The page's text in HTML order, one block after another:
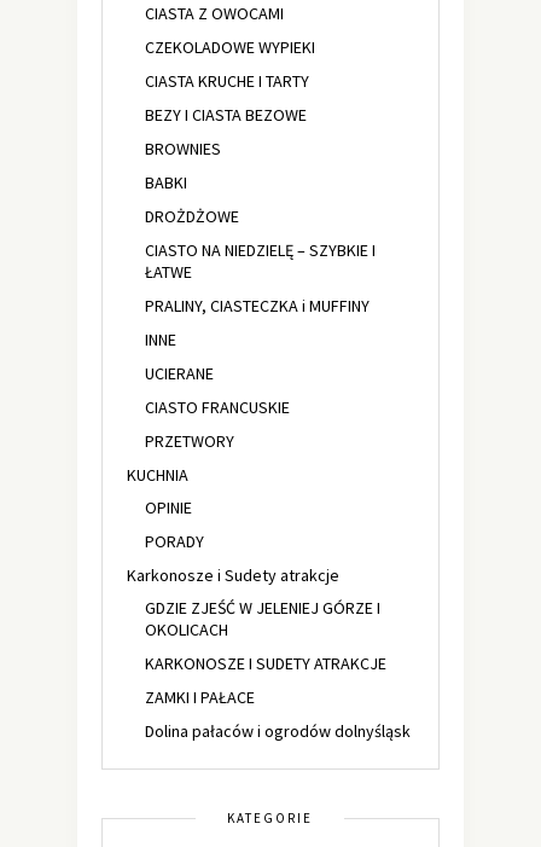
CIASTA Z OWOCAMI
CZEKOLADOWE WYPIEKI
CIASTA KRUCHE I TARTY
BEZY I CIASTA BEZOWE
BROWNIES
BABKI
DROŻDŻOWE
CIASTO NA NIEDZIELĘ – SZYBKIE I
ŁATWE
PRALINY, CIASTECZKA i MUFFINY
INNE
UCIERANE
CIASTO FRANCUSKIE
PRZETWORY
KUCHNIA
OPINIE
PORADY
Karkonosze i Sudety atrakcje
GDZIE ZJEŚĆ W JELENIEJ GÓRZE I
OKOLICACH
KARKONOSZE I SUDETY ATRAKCJE
ZAMKI I PAŁACE
Dolina pałaców i ogrodów dolnyśląsk
KATEGORIE